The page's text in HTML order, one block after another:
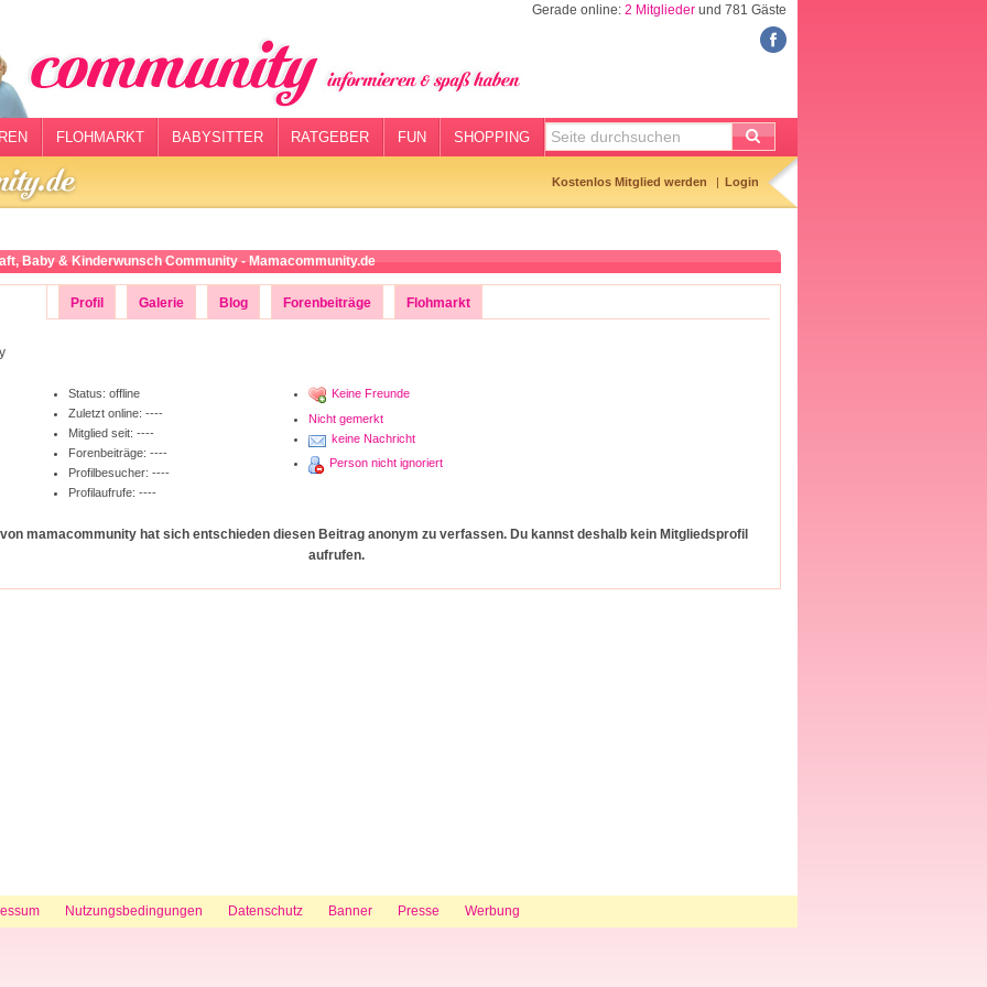
Gerade online: 2 Mitglieder und 781 Gäste
FLOHMARKT BABYSITTER RATGEBER FUN SHOPPING
Kostenlos Mitglied werden Login
Baby & Kinderwunsch Community - Mamacommunity.de
Profil Galerie Blog Forenbeiträge Flohmarkt
Status: offline
Zuletzt online: ----
Mitglied seit: ----
Forenbeiträge: ----
Profilbesucher: ----
Profilaufrufe: ----
Keine Freunde
Nicht gemerkt
keine Nachricht
Person nicht ignoriert
mamacommunity hat sich entschieden diesen Beitrag anonym zu verfassen. Du kannst deshalb kein Mitgliedsprofil
aufrufen.
Nutzungsbedingungen Datenschutz Banner Presse Werbung